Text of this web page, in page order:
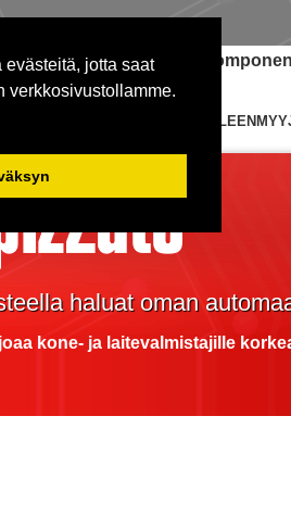
jotta saat
verkkosivustollamme.
Teollisuuden
haluat oman
kone- ja laitevalmistajille